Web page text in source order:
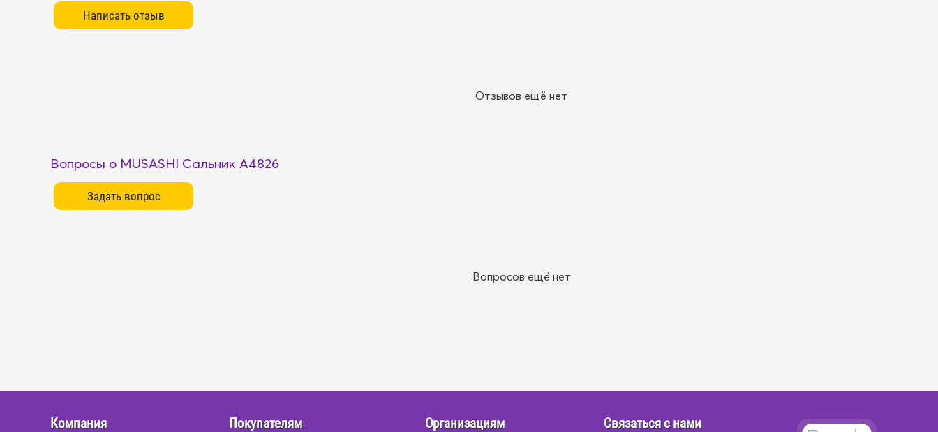
Отзывов ещё нет
Вопросы о MUSASHI Сальник A4826
Вопросов ещё нет
Компания Покупателям Организациям Связаться с нами